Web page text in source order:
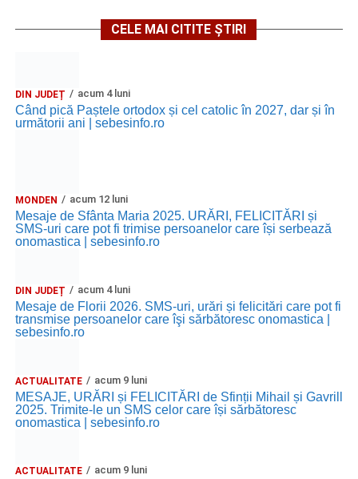
CELE MAI CITITE ȘTIRI
DIN JUDEȚ acum 4 luni
Când pică Paștele ortodox și cel catolic în 2027, dar și în
următorii ani | sebesinfo.ro
MONDEN acum 12 luni
Mesaje de Sfânta Maria 2025. URĂRI, FELICITĂRI și
SMS-uri care pot fi trimise persoanelor care își serbează
onomastica | sebesinfo.ro
DIN JUDEȚ acum 4 luni
Mesaje de Florii 2026. SMS-uri, urări și felicitări care pot fi
transmise persoanelor care îşi sărbătoresc onomastica |
sebesinfo.ro
ACTUALITATE acum 9 luni
MESAJE, URĂRI și FELICITĂRI de Sfinții Mihail și Gavrill
2025. Trimite-le un SMS celor care își sărbătoresc
onomastica | sebesinfo.ro
ACTUALITATE acum 9 luni